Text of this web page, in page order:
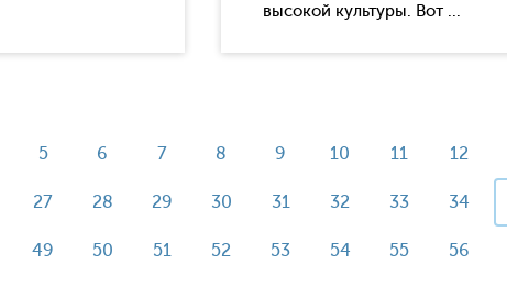
высокой культуры. Вот ...
5 6 7 8 9 10 11 12
27 28 29 30 31 32 33 34
49 50 51 52 53 54 55 56